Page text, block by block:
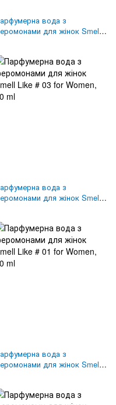
вода з
для жінок Smell
вода з
для жінок Smell
вода з
для жінок Smell